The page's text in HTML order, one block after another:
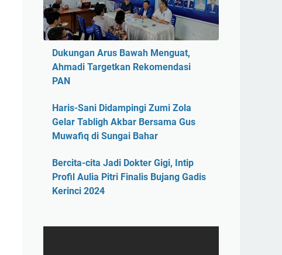
Dukungan Arus Bawah Menguat,
Ahmadi Targetkan Rekomendasi
PAN
Haris-Sani Didampingi Zumi Zola
Gelar Tabligh Akbar Bersama Gus
Muwafiq di Sungai Bahar
Bercita-cita Jadi Dokter Gigi, Intip
Profil Aulia Pitri Finalis Bujang Gadis
Kerinci 2024